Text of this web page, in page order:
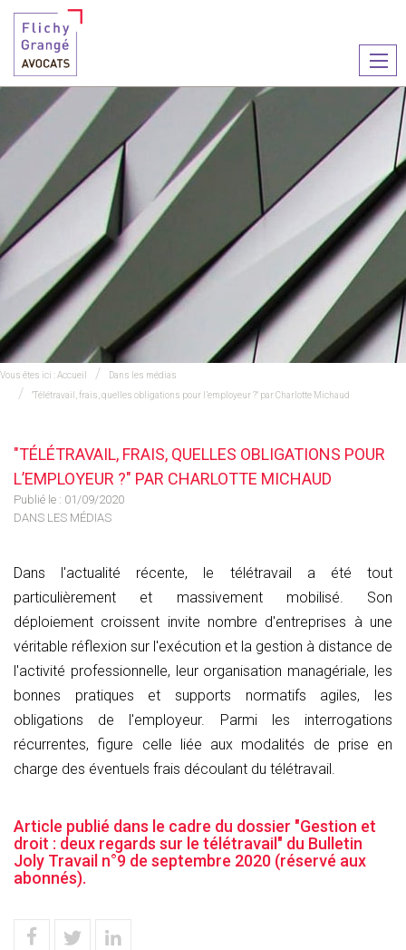
le
Vous êtes ici :Accueil
Dans les médias
"Télétravail, frais, quelles obligations pour l’employeur ?" par Charlotte Michaud
"TÉLÉTRAVAIL, FRAIS, QUELLES OBLIGATIONS POUR
L’EMPLOYEUR ?" PAR CHARLOTTE MICHAUD
Publié le : 01/09/2020
DANS LES MÉDIAS
Dans l'actualité récente, le télétravail a été tout
particulièrement et massivement mobilisé. Son
déploiement croissent invite nombre d'entreprises à une
véritable réflexion sur l'exécution et la gestion à distance de
l'activité professionnelle, leur organisation managériale, les
bonnes pratiques et supports normatifs agiles, les
obligations de l'employeur. Parmi les interrogations
récurrentes, figure celle liée aux modalités de prise en
charge des éventuels frais découlant du télétravail.
Article publié dans le cadre du dossier "Gestion et
droit : deux regards sur le télétravail" du Bulletin
Joly Travail n°9 de septembre 2020 (réservé aux
abonnés).